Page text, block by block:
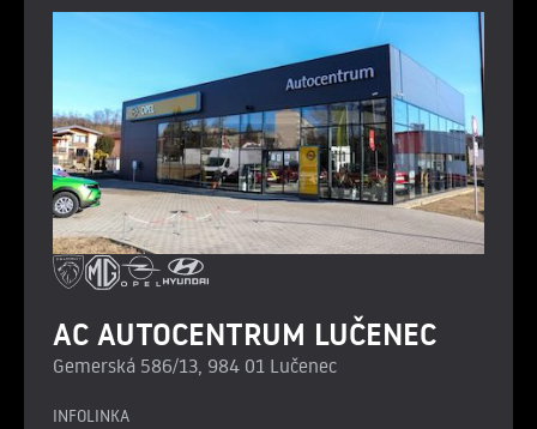
AC AUTOCENTRUM LUČENEC
Gemerská 586/13, 984 01 Lučenec
INFOLINKA